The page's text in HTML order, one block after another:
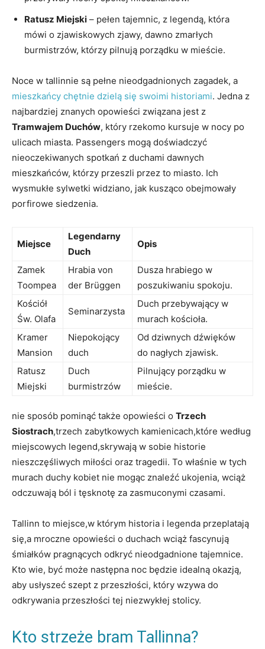
Ratusz Miejski – pełen tajemnic,‌ z​ legendą,⁤ która
mówi o zjawiskowych⁢ zjawy, dawno zmarłych⁢
burmistrzów,⁣ którzy pilnują porządku w⁣ mieście.
Noce w tallinnie są pełne nieodgadnionych zagadek, a
mieszkańcy chętnie dzielą się swoimi historiami. Jedna⁣ z
najbardziej znanych opowieści związana‌ jest z
Tramwajem ‍Duchów, który rzekomo kursuje w nocy po
ulicach miasta. Passengers mogą doświadczyć
nieoczekiwanych‌ spotkań z⁣ duchami ‍dawnych
mieszkańców, ‌którzy ‍przeszli przez to ‍miasto. Ich
wysmukłe sylwetki⁤ widziano,​ jak kusząco ⁤obejmowały
porfirowe siedzenia.
Miejsce
Legendarny
Duch
Opis
Zamek
⁢Toompea
Hrabia von
der​ Brüggen
Dusza⁣ hrabiego w‍
poszukiwaniu spokoju.
Kościół⁢
Św. Olafa
Seminarzysta
Duch przebywający⁤ w
murach kościoła.
Kramer
Mansion
Niepokojący
duch
Od dziwnych dźwięków
do nagłych zjawisk.
Ratusz
Miejski
Duch⁣
burmistrzów
Pilnujący​ porządku w
mieście.
nie sposób pominąć także ⁤opowieści o Trzech
Siostrach,trzech zabytkowych kamienicach,które ‌według
‍miejscowych ​legend,skrywają w sobie historie
⁤nieszczęśliwych miłości oraz tragedii.⁤ To właśnie‍ w tych
murach duchy kobiet nie mogąc znaleźć⁣ ukojenia, wciąż
odczuwają ból​ i tęsknotę‌ za⁢ zasmuconymi czasami.
Tallinn to ​miejsce,w którym historia⁢ i legenda przeplatają
się,a mroczne opowieści o duchach wciąż fascynują
śmiałków pragnących odkryć ⁤nieodgadnione tajemnice.
Kto wie, być może następna noc będzie idealną okazją,
aby usłyszeć szept z przeszłości, który wzywa ‌do
odkrywania przeszłości tej niezwykłej stolicy.
Kto strzeże bram Tallinna?